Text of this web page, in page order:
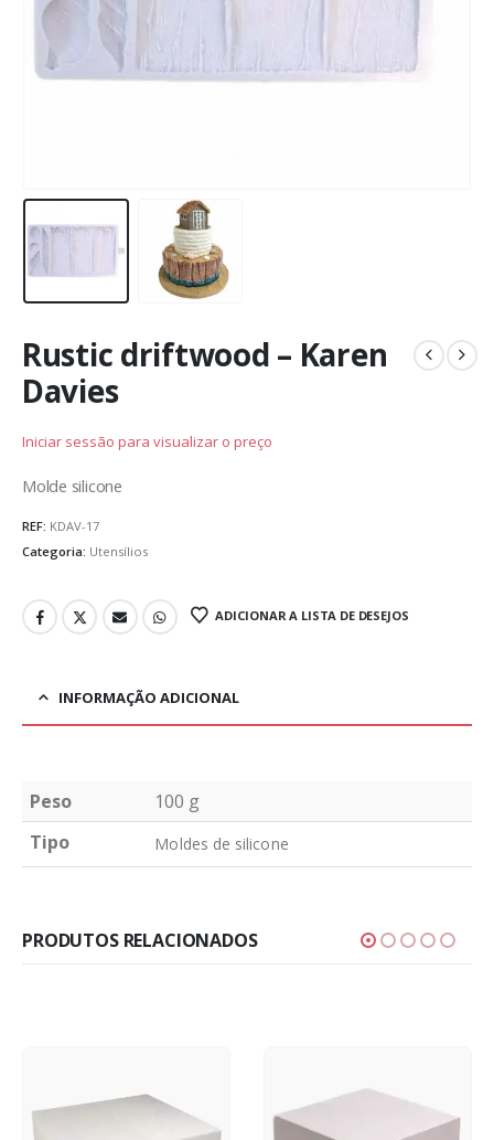
Rustic driftwood – Karen
Davies
Iniciar sessão para visualizar o preço
Molde silicone
REF: KDAV-17
Categoria: Utensílios
ADICIONAR A LISTA DE DESEJOS
INFORMAÇÃO ADICIONAL
Peso
100 g
Tipo
Moldes de silicone
PRODUTOS RELACIONADOS